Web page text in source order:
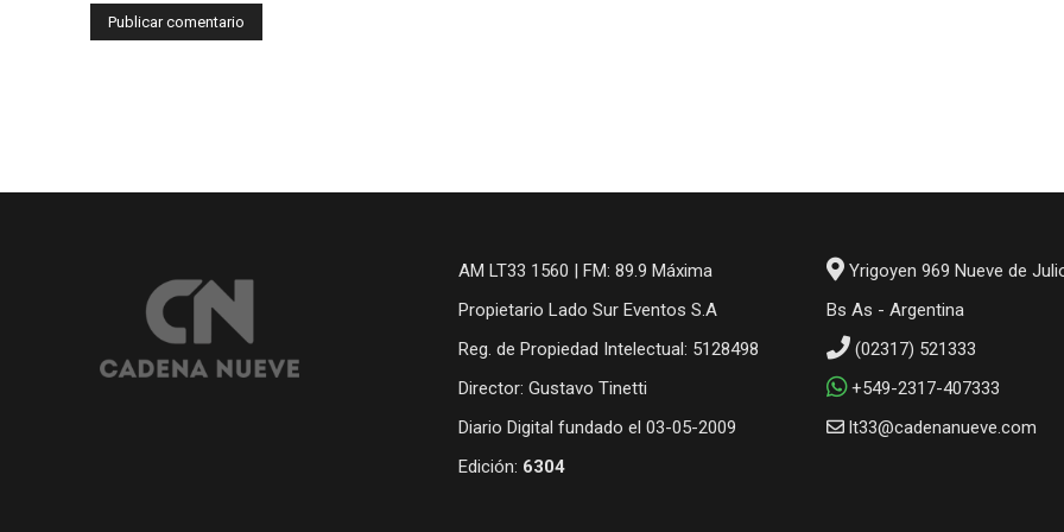
AM LT33 1560 | FM: 89.9 Máxima
Propietario Lado Sur Eventos S.A
Reg. de Propiedad Intelectual: 5128498
Director: Gustavo Tinetti
Diario Digital fundado el 03-05-2009
Edición: 6304
Yrigoyen 969 Nueve de
Bs As - Argentina
(02317) 521333
+549-2317-407333
lt33@cadenanueve.com